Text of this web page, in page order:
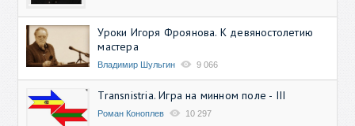
Уроки Игоря Фроянова. К девяностолетию
мастера
Владимир Шульгин 9 066
Transnistria. Игра на минном поле - III
Роман Коноплев 10 297